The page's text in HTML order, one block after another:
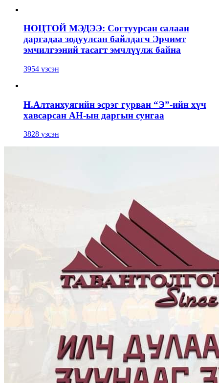
НОЦТОЙ МЭДЭЭ: Согтуурсан салаан
даргадаа зодуулсан байлдагч Эрчимт
эмчилгээний тасагт эмчлүүлж байна
3954 үзсэн
Н.Алтанхуягийн эсрэг гурван “Э”-ийн хүч
хавсарсан АН-ын даргын сунгаа
3828 үзсэн